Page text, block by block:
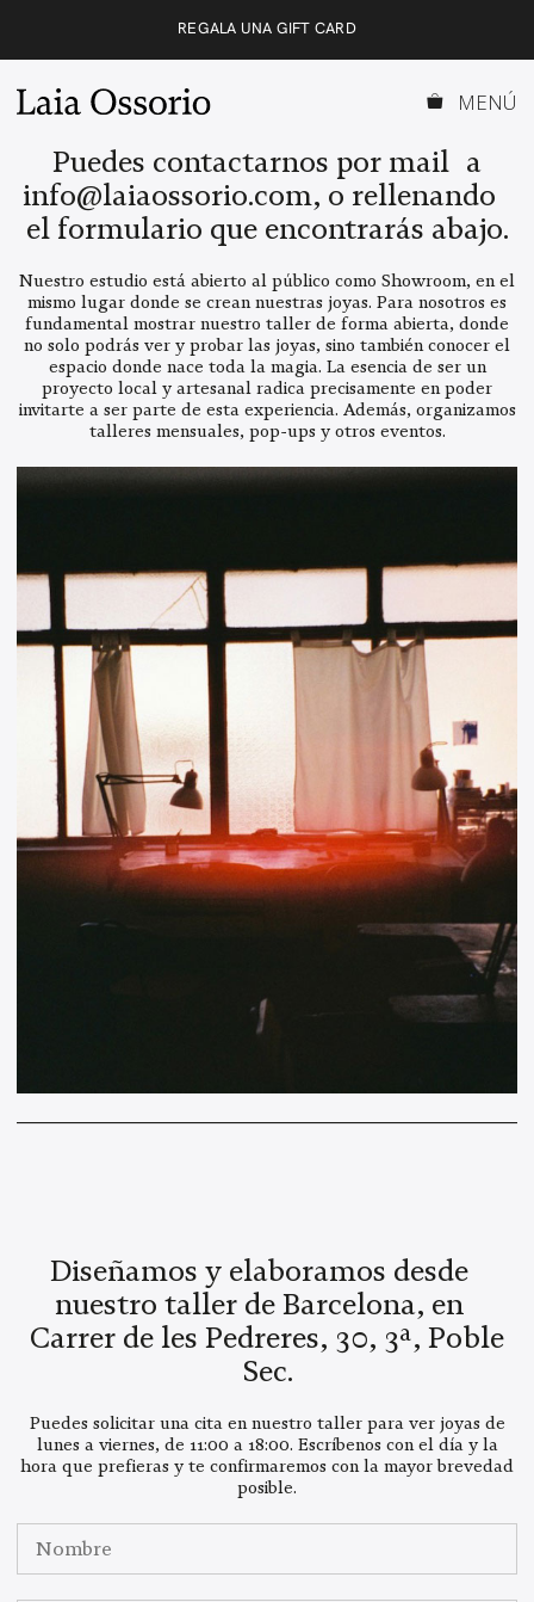
REGALA UNA GIFT CARD
MENÚ
Puedes contactarnos por mail a
info@laiaossorio.com, o rellenando
el formulario que encontrarás abajo.
Nuestro estudio está abierto al público como Showroom, en el
mismo lugar donde se crean nuestras joyas. Para nosotros es
fundamental mostrar nuestro taller de forma abierta, donde
no solo podrás ver y probar las joyas, sino también conocer el
espacio donde nace toda la magia. La esencia de ser un
proyecto local y artesanal radica precisamente en poder
invitarte a ser parte de esta experiencia. Además, organizamos
talleres mensuales, pop-ups y otros eventos.
Diseñamos y elaboramos desde
nuestro taller de Barcelona, en
Carrer de les Pedreres, 30, 3ª, Poble
Sec.
Puedes solicitar una cita en nuestro taller para ver joyas de
lunes a viernes, de 11:00 a 18:00. Escríbenos con el día y la
hora que prefieras y te confirmaremos con la mayor brevedad
posible.